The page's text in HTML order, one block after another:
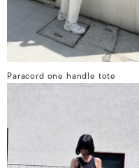
Paracord one handle tote